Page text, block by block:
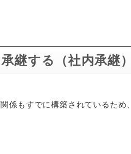
継する（社内承継）
係もすでに構築されているため、